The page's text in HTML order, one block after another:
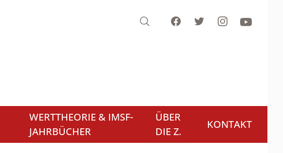
Search FacebookTwitterInstagramYoutube
WERTTHEORIE & IMSF-
JAHRBÜCHER
ÜBER
DIE Z.
KONTAKT